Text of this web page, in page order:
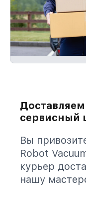
сервисный
Вы
Robot
курьер
нашу